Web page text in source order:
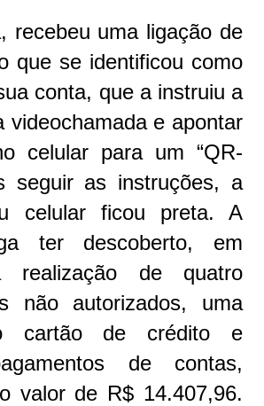
recebeu uma ligação de
que se identificou como
conta, que a instruiu a
videochamada e apontar
celular para um “QR-
seguir as instruções, a
celular ficou preta. A
ter descoberto, em
realização de quatro
não autorizados, uma
cartão de crédito e
de contas,
valor de R$ 14.407,96.